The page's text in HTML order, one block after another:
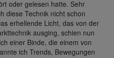
oder gelesen hatte. Sehr
diese Technik nicht schon
erhellende Licht, das von der
ausging, schien nun
einer Binde, die einem von
ich Trends, Bewegungen